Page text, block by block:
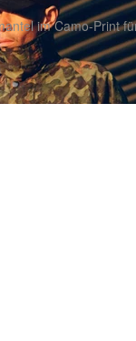
im Camo-Print